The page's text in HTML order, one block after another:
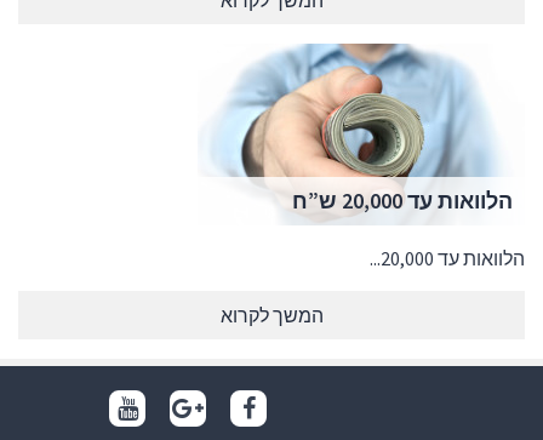
הלוואות עד 20,000 ש”ח
הלוואות עד 20,000...
המשך לקרוא